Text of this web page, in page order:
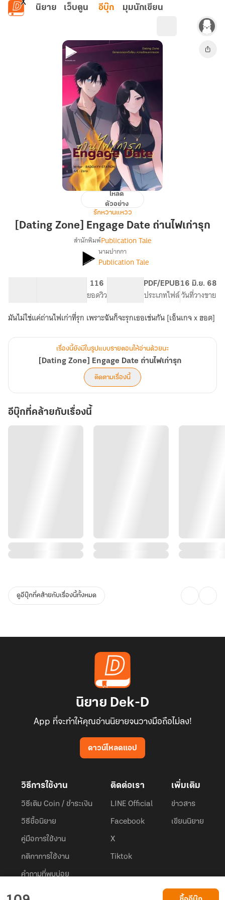
ข้ามไปยังเนื้อหาหลัก
นิยาย เว็บตูน อีบุ๊ก มุมนักเขียน
[Dating
Engage
ถ่าน
โหลด
ตัวอย่าง
รักหวานแหวว
[Dating Zone] Engage Date ถ่านไฟเก่ารุก
เรื่อง[Dating
Zone]
เก่า
สำนักพิมพ์Publication Tale
นามปากกา
Publication Tale
116
ยอดวิว
PDF/EPUB
ประเภทไฟล์
16 มิ.ย. 68
วันที่วางขาย
มันไม่ใช่แค่ถ่านไฟเก่าที่รุก เพราะฉันก็จะรุกเธอเช่นกัน [เอ็นเกจ x ฮอต]
เรื่องนี้ยังมีในรูปแบบรายตอนให้อ่านด้วยนะ
[Dating Zone] Engage Date ถ่านไฟเก่ารุก
ติดตามเรื่องนี้
อีบุ๊กที่คล้ายกับเรื่องนี้
ดูอีบุ๊กที่คล้ายกับเรื่องนี้ทั้งหมด
นิยาย Dek-D
App ที่จะทำให้คุณอ่านนิยายจนวางมือถือไม่ลง!
ดาวน์โหลดแอป
วิธีการใช้งาน
วิธีเติม Coin / ชำระเงิน
วิธีซื้อนิยาย
คู่มือการใช้งาน
กติกาการใช้งาน
คำถามที่พบบ่อย
ติดต่อเรา
LINE Official
Facebook
X
Tiktok
เพิ่มเติม
ข่าวสาร
เขียนนิยาย
Dek-D.com ใช้คุกกี้เพื่อพัฒนาประสบการณ์ของ ผู้ใช้ให้ดียิ่งขึ้น